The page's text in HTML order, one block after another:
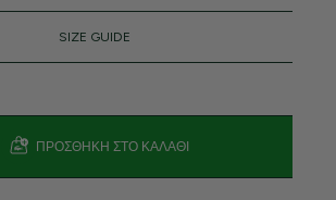
SIZE GUIDE
ΠΡΟΣΘΉΚΗ ΣΤΟ ΚΑΛΆΘΙ